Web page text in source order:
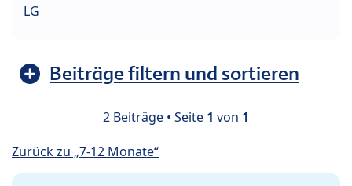
LG
Beiträge filtern und sortieren
2 Beiträge • Seite 1 von 1
Zurück zu „7-12 Monate“